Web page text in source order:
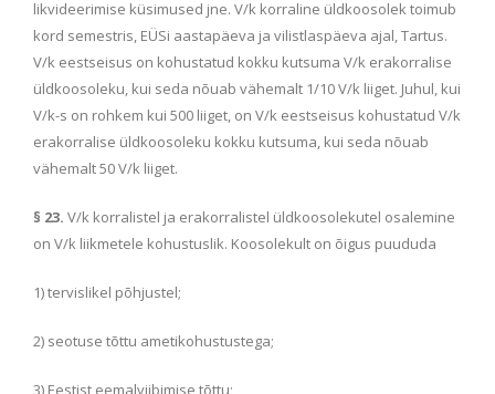
likvideerimise küsimused jne. V/k korraline üldkoosolek toimub
kord semestris, EÜSi aastapäeva ja vilistlaspäeva ajal, Tartus.
V/k eestseisus on kohustatud kokku kutsuma V/k erakorralise
üldkoosoleku, kui seda nõuab vähemalt 1/10 V/k liiget. Juhul, kui
V/k-s on rohkem kui 500 liiget, on V/k eestseisus kohustatud V/k
erakorralise üldkoosoleku kokku kutsuma, kui seda nõuab
vähemalt 50 V/k liiget.
§ 23. V/k korralistel ja erakorralistel üldkoosolekutel osalemine
on V/k liikmetele kohustuslik. Koosolekult on õigus puududa
1) tervislikel põhjustel;
2) seotuse tõttu ametikohustustega;
3) Eestist eemalviibimise tõttu;